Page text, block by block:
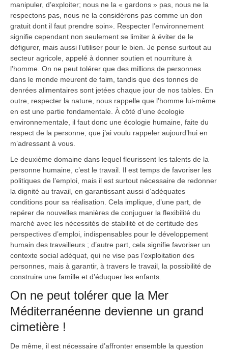
manipuler, d’exploiter; nous ne la « gardons » pas, nous ne la
respectons pas, nous ne la considérons pas comme un don
gratuit dont il faut prendre soin». Respecter l’environnement
signifie cependant non seulement se limiter à éviter de le
défigurer, mais aussi l’utiliser pour le bien. Je pense surtout au
secteur agricole, appelé à donner soutien et nourriture à
l’homme. On ne peut tolérer que des millions de personnes
dans le monde meurent de faim, tandis que des tonnes de
denrées alimentaires sont jetées chaque jour de nos tables. En
outre, respecter la nature, nous rappelle que l’homme lui-même
en est une partie fondamentale. À côté d’une écologie
environnementale, il faut donc une écologie humaine, faite du
respect de la personne, que j’ai voulu rappeler aujourd’hui en
m’adressant à vous.
Le deuxième domaine dans lequel fleurissent les talents de la
personne humaine, c’est le travail. Il est temps de favoriser les
politiques de l’emploi, mais il est surtout nécessaire de redonner
la dignité au travail, en garantissant aussi d’adéquates
conditions pour sa réalisation. Cela implique, d’une part, de
repérer de nouvelles manières de conjuguer la flexibilité du
marché avec les nécessités de stabilité et de certitude des
perspectives d’emploi, indispensables pour le développement
humain des travailleurs ; d’autre part, cela signifie favoriser un
contexte social adéquat, qui ne vise pas l’exploitation des
personnes, mais à garantir, à travers le travail, la possibilité de
construire une famille et d’éduquer les enfants.
On ne peut tolérer que la Mer
Méditerranéenne devienne un grand
cimetière !
De même, il est nécessaire d’affronter ensemble la question